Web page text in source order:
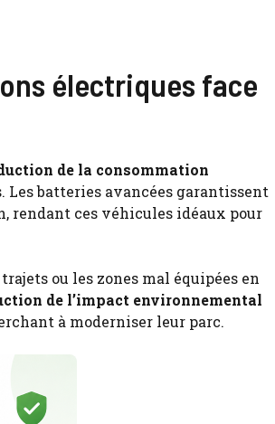
électriques face
de la consommation
Les batteries avancées garantissent
rendant ces véhicules idéaux pour
ou les zones mal équipées en
de l’impact environnemental
à moderniser leur parc.